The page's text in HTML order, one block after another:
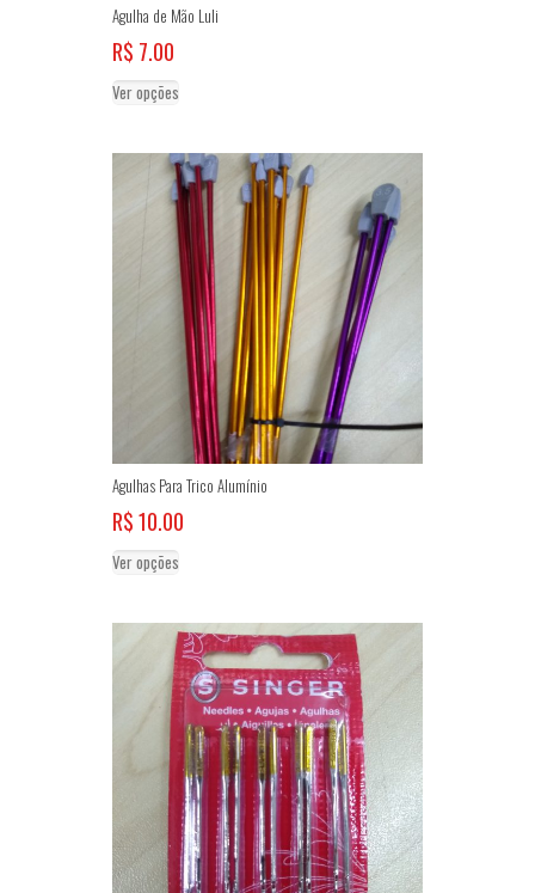
Agulha de Mão Luli
R$ 7.00
Ver opções
várias
variantes.
As
opções
podem
ser
escolhidas
na
página
do
produto
Agulhas Para Trico Alumínio
R$10.00
Ver opções
várias
variantes.
As
opções
podem
ser
escolhidas
na
página
do
produto